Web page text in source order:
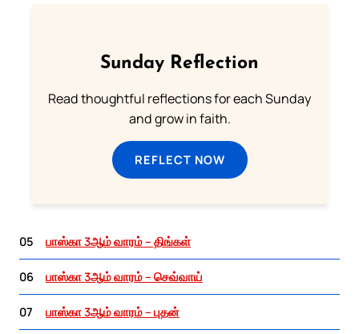
Sunday Reflection
Read thoughtful reflections for each Sunday
and grow in faith.
REFLECT NOW
05 பாஸ்கா 3ஆம் வாரம் – திங்கள்
06 பாஸ்கா 3ஆம் வாரம் – செவ்வாய்
07 பாஸ்கா 3ஆம் வாரம் – புதன்